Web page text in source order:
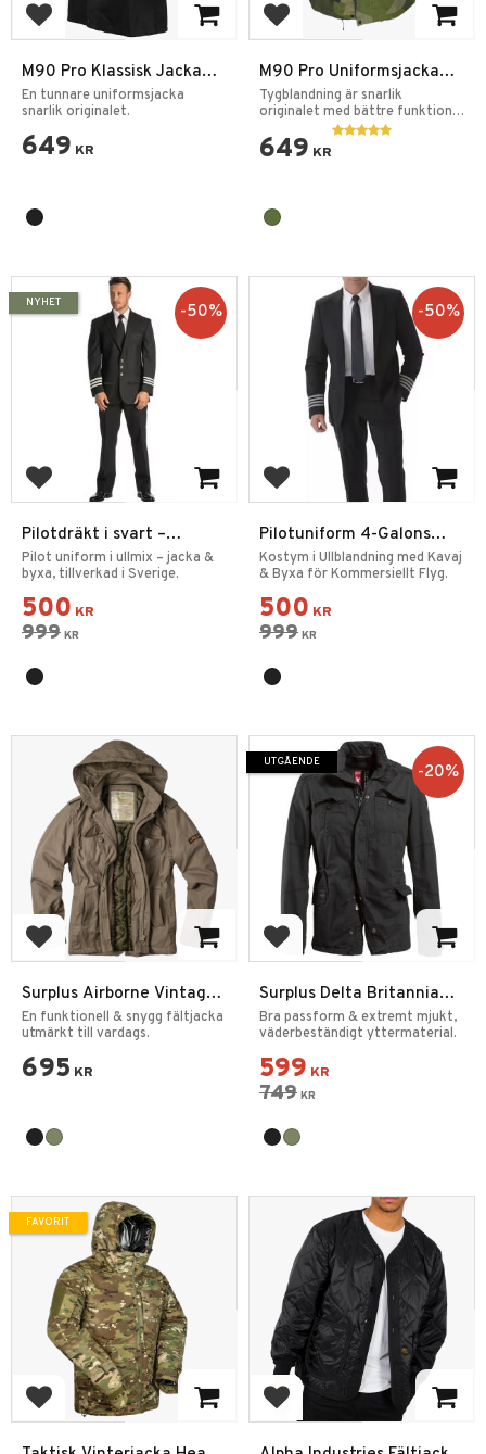
Lägg till i favoriter
M90 Pro Klassisk Jacka
Svart
En tunnare uniformsjacka
snarlik originalet.
649 KR
Lägg till i favoriter
M90 Pro Uniformsjacka
Kamouflage
Tygblandning är snarlik
originalet med bättre funktion
& lättare känsla.
649 KR
Lägg till i favoriter
Pilotdräkt i svart –
Komplett flyguniform
Pilot uniform i ullmix – jacka &
byxa, tillverkad i Sverige.
500 KR
999 KR
50%
NYHET
Lägg till i favoriter
Pilotuniform 4-Galons
Svart
Kostym i Ullblandning med Kavaj
& Byxa för Kommersiellt Flyg.
500 KR
999 KR
50%
Lägg till i favoriter
Surplus Airborne Vintage
Jacka
En funktionell & snygg fältjacka
utmärkt till vardags.
695 KR
Lägg till i favoriter
Surplus Delta Britannia
Fältjacka
Bra passform & extremt mjukt,
väderbeständigt yttermaterial.
599 KR
749 KR
20%
UTGÅENDE
Lägg till i favoriter
FAVORIT
Lägg till i favoriter